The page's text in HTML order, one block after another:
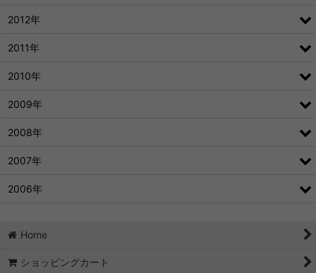
2012年
2011年
2010年
2009年
2008年
2007年
2006年
Home
ショッピングカート